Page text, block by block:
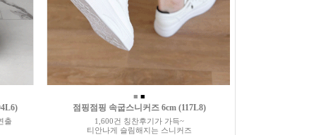
출
■ ■
점핑점핑 속굽스니커즈 6cm (117L8)
1,600건 칭찬후기가 가득~
티안나게 슬림해지는 스니커즈